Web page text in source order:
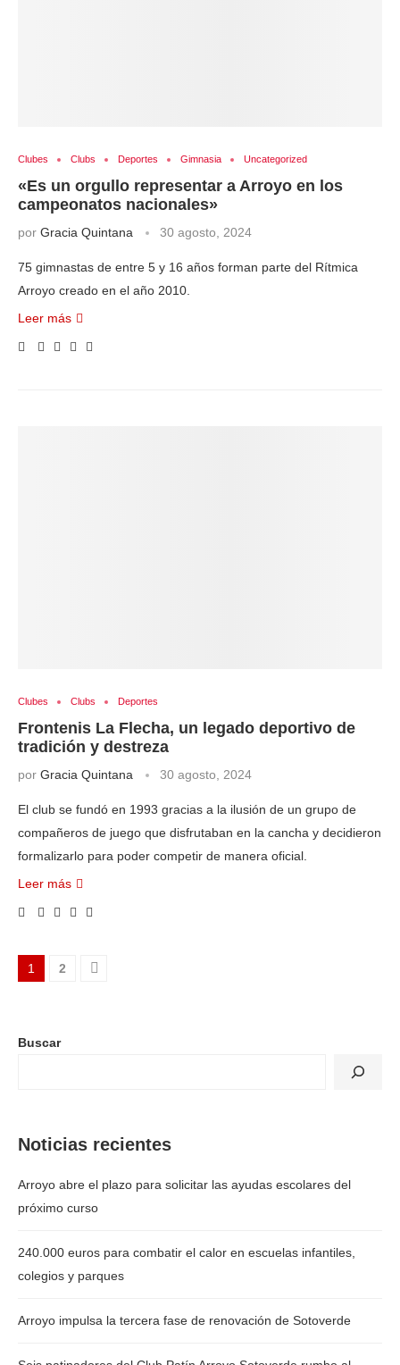
Clubes Clubs Deportes Gimnasia Uncategorized
«Es un orgullo representar a Arroyo en los
campeonatos nacionales»
por Gracia Quintana 30 agosto, 2024
75 gimnastas de entre 5 y 16 años forman parte del Rítmica
Arroyo creado en el año 2010.
Leer más
Clubes Clubs Deportes
Frontenis La Flecha, un legado deportivo de
tradición y destreza
por Gracia Quintana 30 agosto, 2024
El club se fundó en 1993 gracias a la ilusión de un grupo de
compañeros de juego que disfrutaban en la cancha y decidieron
formalizarlo para poder competir de manera oficial.
Leer más
1 2
Buscar
Noticias recientes
Arroyo abre el plazo para solicitar las ayudas escolares del
próximo curso
240.000 euros para combatir el calor en escuelas infantiles,
colegios y parques
Arroyo impulsa la tercera fase de renovación de Sotoverde